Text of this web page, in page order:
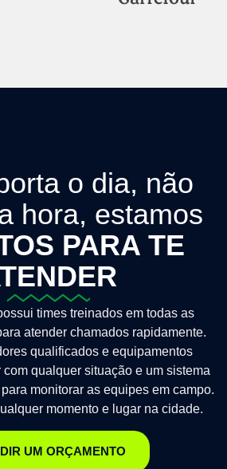
o dia, não
hora, estamos
PARA TE
times treinados em todas as
atender chamados rapidamente.
qualificados e equipamentos
qualquer situação e um sistema
monitorar as equipes em campo.
momento e lugar na cidade.
UM ORÇAMENTO